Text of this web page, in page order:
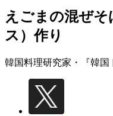
えごまの混ぜ
ス）作り
韓国料理研究家・『韓国